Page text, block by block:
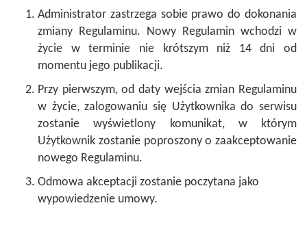
Administrator zastrzega sobie prawo do dokonania
zmiany Regulaminu. Nowy Regulamin wchodzi w
życie w terminie nie krótszym niż 14 dni od
momentu jego publikacji.
Przy pierwszym, od daty wejścia zmian Regulaminu
w życie, zalogowaniu się Użytkownika do serwisu
zostanie wyświetlony komunikat, w którym
Użytkownik zostanie poproszony o zaakceptowanie
nowego Regulaminu.
Odmowa akceptacji zostanie poczytana jako
wypowiedzenie umowy.